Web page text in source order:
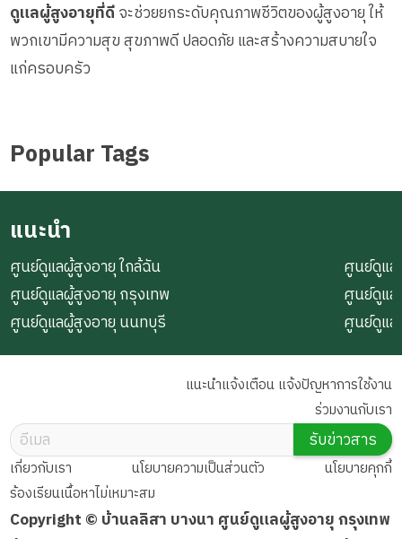
ดูแลผู้สูงอายุที่ดีจะช่วยยกระดับคุณภาพชีวิตของผู้สูงอายุ ให้
พวกเขามีความสุข สุขภาพดี ปลอดภัย และสร้างความสบายใจ
แก่ครอบครัว
Popular Tags
แนะนำ
ศูนย์ดูแลผู้สูงอายุ ใกล้ฉัน
ศูนย์ดูแลผู้สูงอายุ กรุงเทพ
ศูนย์ดูแลผู้สูงอายุ นนทบุรี
ศูนย์ดูแ
ศูนย์ดูแ
ศูนย์ดูแ
Copyright © บ้านลลิสา บางนา ศูนย์ดูแลผู้สูงอายุ กรุงเทพ
เกี่ยวกับเรา นโยบายความเป็นส่วนตัว
นโยบายคุกกี้
ร้องเรียนเนื้อหาไม่เหมาะสม
แนะนำแจ้งเตือน แจ้งปัญหาการใช้งาน
ร่วมงานกับเรา
รับข่าวสาร